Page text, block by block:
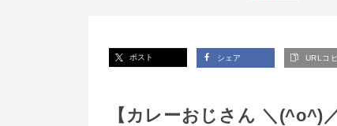
ポスト シェア URLコ
【カレーおじさん ＼(^o^)